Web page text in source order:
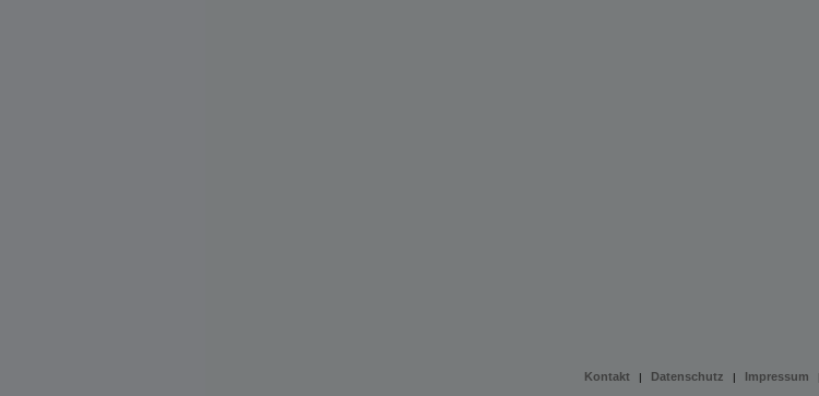
Kontakt | Datenschutz | Impressum